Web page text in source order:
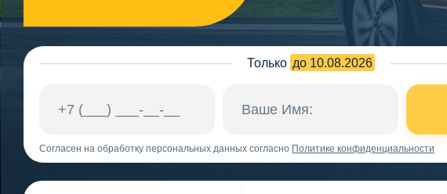
Только до 10.08.2026
Согласен на обработку персональных данных согласно Политике конфиденциальности